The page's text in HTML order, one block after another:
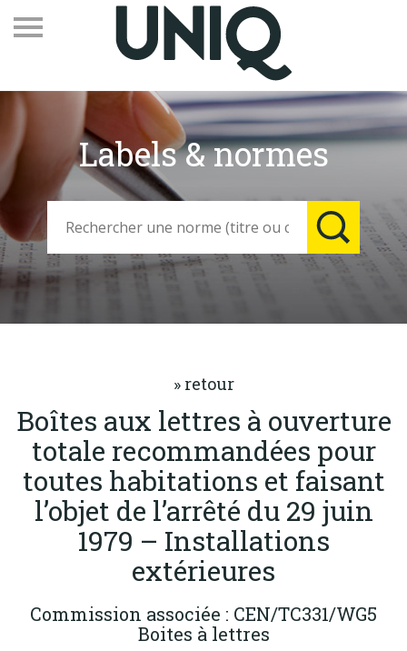
Recevez notre newsletter
Vos contacts
Espace adhérents
EN
Produits
Labels & normes
Partenaires
Publications
Labels & normes
» retour
Boîtes aux lettres à ouverture
totale recommandées pour
toutes habitations et faisant
l’objet de l’arrêté du 29 juin
1979 – Installations
extérieures
Commission associée : CEN/TC331/WG5
Boites à lettres